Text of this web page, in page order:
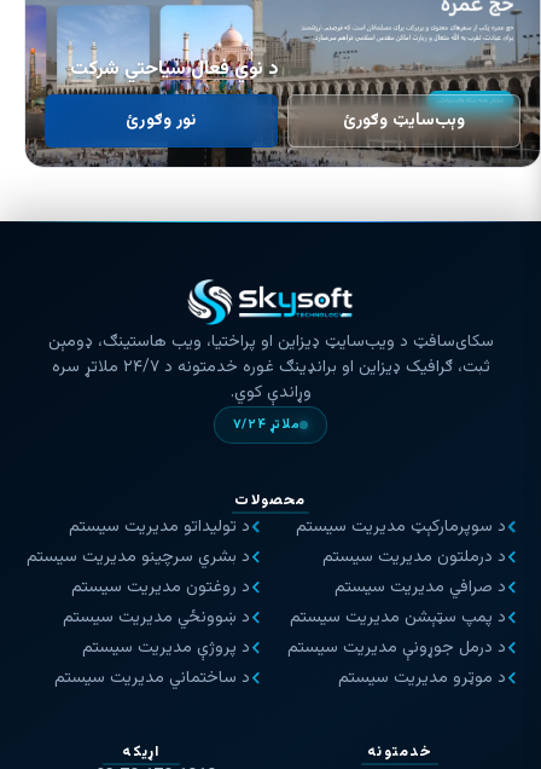
د نوي فعال سیاحتي شرکت
نور وګورئ وېب‌سایټ وګورئ
سکای‌سافټ د ویب‌سایټ ډیزاین او پراختیا، ویب هاستینګ، ډومېن
ثبت، ګرافیک ډیزاین او برانډینګ غوره خدمتونه د ۲۴/۷ ملاتړ سره
وړاندې کوي.
ملاتړ ۷/۲۴
محصولات
د سوپرمارکېټ مدیریت سیستم
د درملتون مدیریت سیستم
د صرافي مدیریت سیستم
د پمپ سټېشن مدیریت سیستم
د درمل جوړونې مدیریت سیستم
د موټرو مدیریت سیستم
د تولیداتو مدیریت سیستم
د بشري سرچینو مدیریت سیستم
د روغتون مدیریت سیستم
د ښوونځي مدیریت سیستم
د پروژې مدیریت سیستم
د ساختماني مدیریت سیستم
خدمتونه اړیکه